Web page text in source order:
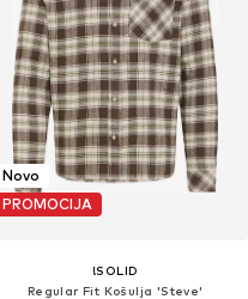
Novo
PROMOCIJA
!SOLID
Regular Fit Košulja 'Steve'